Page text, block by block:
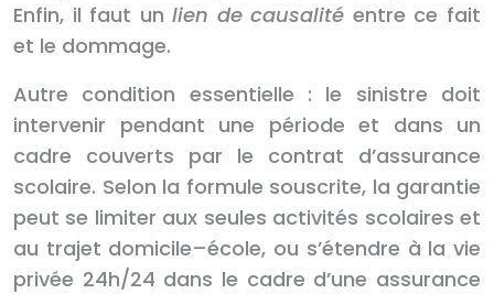
Enfin, il faut unlien de causalité entre ce fait
et le dommage.
Autre condition essentielle : le sinistre doit
intervenir pendant une période et dans un
cadre couverts par le contrat d’assurance
scolaire. Selon la formule souscrite, la garantie
peut se limiter aux seules activités scolaires et
au trajet domicile–école, ou s’étendre à la vie
privée 24h/24 dans le cadre d’une assurance